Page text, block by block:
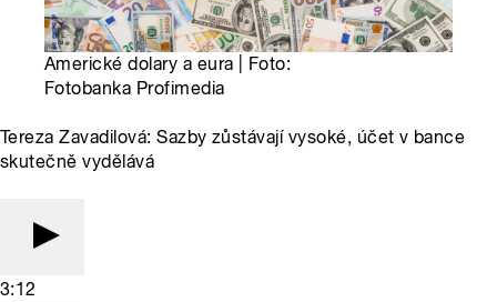
Americké dolary a eura | Foto:
Fotobanka Profimedia
Tereza Zavadilová: Sazby zůstávají vysoké, účet v bance
skutečně vydělává
3:12